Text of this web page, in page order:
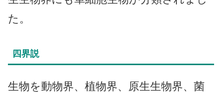
た。
四界説
生物を動物界、植物界、原生生物界、菌